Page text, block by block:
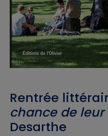
Rentrée
chance de leur
Desarthe